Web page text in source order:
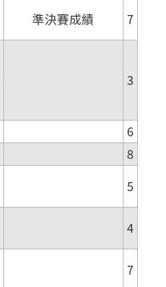
準決賽成績 7
3
6
8
5
4
7